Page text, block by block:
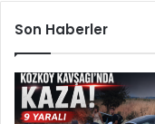
Son Haberler